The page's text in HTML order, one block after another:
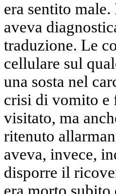
era sentito
aveva
traduzione. Le
cellulare sul
una sosta nel
crisi di vomito e
visitato, ma
ritenuto
aveva, invece,
disporre il